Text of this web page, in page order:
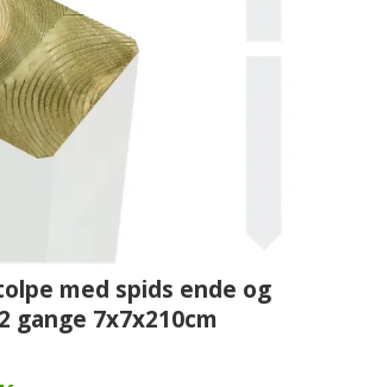
med spids ende og
gange 7x7x210cm